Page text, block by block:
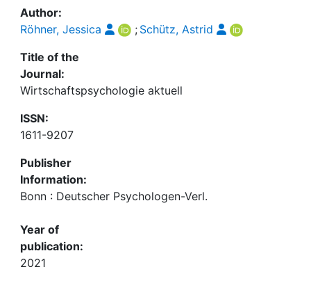
Author:
Röhner, Jessica
; Schütz, Astrid
Title of the
Journal:
Wirtschaftspsychologie aktuell
ISSN:
1611-9207
Publisher
Information:
Bonn : Deutscher Psychologen-Verl.
Year of
publication:
2021